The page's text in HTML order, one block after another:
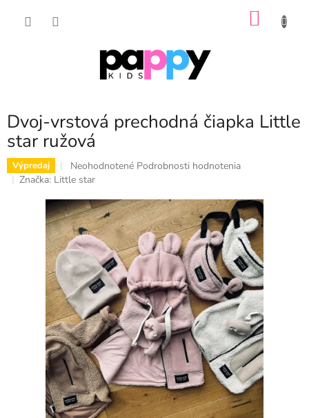
Dvoj-vrstová prechodná čiapka Little
star ružová
Výpredaj
Priemerné
hodnotenie
je
0,0
z
5
hviezdičiek.
Neohodnotené Podrobnosti hodnotenia
Značka: Little star